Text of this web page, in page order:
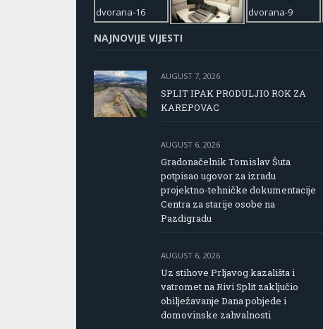
NAJNOVIJE VIJESTI
AUGUST 7, 2026
SPLIT IPAK PRODULJIO ROK ZA
KAREPOVAC
AUGUST 6, 2026
Gradonačelnik Tomislav Šuta
potpisao ugovor za izradu
projektno-tehničke dokumentacije
Centra za starije osobe na
Pazdigradu
AUGUST 6, 2026
Uz stihove Prljavog kazališta i
vatromet na Rivi Split zaključio
obilježavanje Dana pobjede i
domovinske zahvalnosti